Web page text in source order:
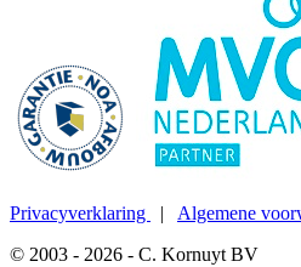
Privacyverklaring | Algemene
© 2003 - 2026 - C. Kornuyt BV